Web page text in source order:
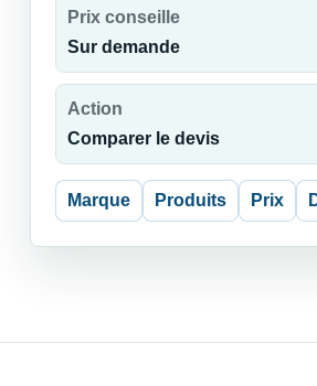
Prix conseille
Sur demande
Action
Comparer le devis
Marque Produits Prix